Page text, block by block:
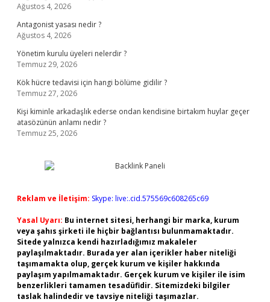
Ağustos 4, 2026
Antagonist yasası nedir ?
Ağustos 4, 2026
Yönetim kurulu üyeleri nelerdir ?
Temmuz 29, 2026
Kök hücre tedavisi için hangi bölüme gidilir ?
Temmuz 27, 2026
Kişi kiminle arkadaşlık ederse ondan kendisine birtakım huylar geçer
atasözünün anlamı nedir ?
Temmuz 25, 2026
Reklam ve İletişim: Skype: live:.cid.575569c608265c69
Yasal Uyarı: Bu internet sitesi, herhangi bir marka, kurum
veya şahıs şirketi ile hiçbir bağlantısı bulunmamaktadır.
Sitede yalnızca kendi hazırladığımız makaleler
paylaşılmaktadır. Burada yer alan içerikler haber niteliği
taşımamakta olup, gerçek kurum ve kişiler hakkında
paylaşım yapılmamaktadır. Gerçek kurum ve kişiler ile isim
benzerlikleri tamamen tesadüfidir. Sitemizdeki bilgiler
taslak halindedir ve tavsiye niteliği taşımazlar.